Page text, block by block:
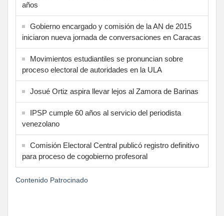
años
Gobierno encargado y comisión de la AN de 2015
iniciaron nueva jornada de conversaciones en Caracas
Movimientos estudiantiles se pronuncian sobre
proceso electoral de autoridades en la ULA
Josué Ortiz aspira llevar lejos al Zamora de Barinas
IPSP cumple 60 años al servicio del periodista
venezolano
Comisión Electoral Central publicó registro definitivo
para proceso de cogobierno profesoral
Contenido Patrocinado